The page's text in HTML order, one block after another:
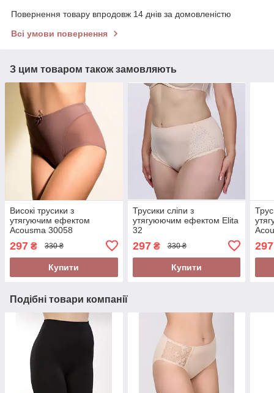
Повернення товару впродовж 14 днів за домовленістю
Всі умови повернення
З цим товаром також замовляють
Високі трусики з
утягуючим ефектом
Acousma 30058
297 ₴ 330 ₴
Купити
Трусики сліпи з
утягуюючим ефектом Elita
32
297₴ 330 ₴
Купити
297
Подібні товари компанії